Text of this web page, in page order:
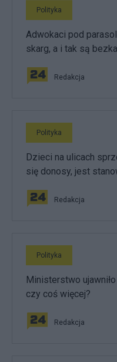
Polityka
Adwokaci pod
skarg, a i tak są
Redakcja
Polityka
Dzieci na ulicach
się donosy, jest
Redakcja
Polityka
Ministerstwo
czy coś więcej?
Redakcja